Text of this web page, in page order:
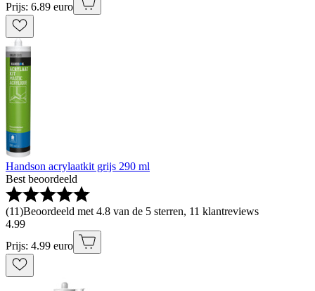
Prijs: 6.89 euro
Handson acrylaatkit grijs 290 ml
Best beoordeeld
(11)Beoordeeld met 4.8 van de 5 sterren, 11 klantreviews
4.99
Prijs: 4.99 euro